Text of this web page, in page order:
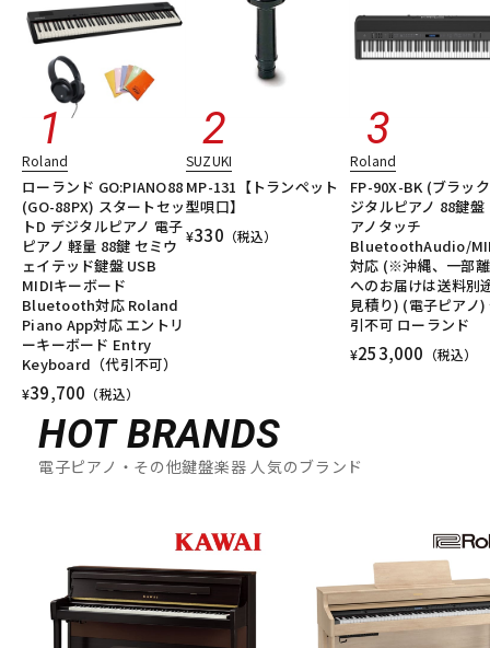
Roland
ローランド GO:PIANO88
(GO-88PX) スタートセッ
トD デジタルピアノ 電子
ピアノ 軽量 88鍵 セミウ
ェイテッド鍵盤 USB
MIDIキーボード
Bluetooth対応 Roland
Piano App対応 エントリ
ーキーボード Entry
Keyboard（代引不可）
¥39,700 （税込）
SUZUKI
MP-131【トランペット
型唄口】
¥330 （税込）
Roland
FP-90X-BK (ブラッ
ジタルピアノ 88鍵盤
アノタッチ
BluetoothAudio/
対応 (※沖縄、一部
へのお届けは送料別
見積り) (電子ピアノ)
引不可 ローランド
¥253,000 （税込）
HOT BRANDS
電子ピアノ・その他鍵盤楽器 人気のブランド